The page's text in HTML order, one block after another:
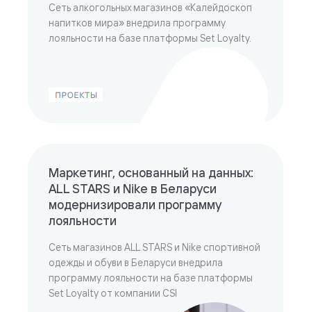
Сеть алкогольных магазинов «Калейдоскоп
напитков мира» внедрила программу
лояльности на базе платформы Set Loyalty.
Маркетинг, основанный на данных:
ALL STARS и Nike в Беларуси
модернизировали программу
лояльности
Сеть магазинов ALL STARS и Nike спортивной
одежды и обуви в Беларуси внедрила
программу лояльности на базе платформы
Set Loyalty от компании CSI